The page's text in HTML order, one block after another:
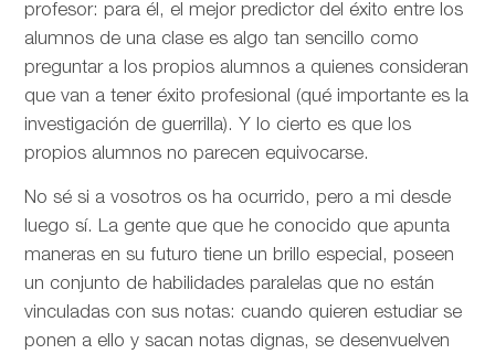
profesor: para él, el mejor predictor del éxito entre los
alumnos de una clase es algo tan sencillo como
preguntar a los propios alumnos a quienes consideran
que van a tener éxito profesional (qué importante es la
investigación de guerrilla). Y lo cierto es que los
propios alumnos no parecen equivocarse.
No sé si a vosotros os ha ocurrido, pero a mi desde
luego sí. La gente que que he conocido que apunta
maneras en su futuro tiene un brillo especial, poseen
un conjunto de habilidades paralelas que no están
vinculadas con sus notas: cuando quieren estudiar se
ponen a ello y sacan notas dignas, se desenvuelven